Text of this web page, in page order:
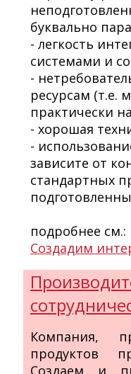
буквально
- легкость
системами и
-
ресурсам (т.е.
практически
- хорошая
-
зависите от
стандартных
подробнее см.:
Создадим
Компания,
продуктов
Создаем и